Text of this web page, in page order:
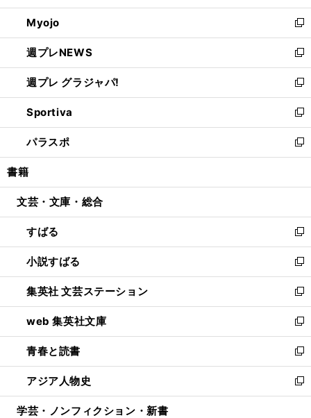
開
く
ウ
で
開
く
ン
ド
ウ
で
開
く
ウ
ィ
ン
ド
ウ
で
開
く
Myojo
新
し
い
ウ
ィ
ン
ド
ウ
で
開
週プレNEWS
新
し
い
ウ
ィ
ン
ド
ウ
開
週プレ グラジャパ!
新
し
い
ウ
ィ
ン
ウ
開
く
Sportiva
新
し
い
ウ
ン
ウ
で
開
く
パラスポ
新
し
ウ
ン
ド
ウ
で
開
く
書籍
文芸・文庫・総合
すばる
新
し
い
ウ
ィ
ン
ド
ウ
で
開
く
小説すばる
新
し
い
ウ
ィ
ン
ド
ウ
で
開
集英社 文芸ステーション
新
し
い
ウ
ィ
ン
ド
ウ
web 集英社文庫
新
し
い
ウ
ィ
ン
青春と読書
新
し
い
ウ
アジア人物史
新
し
学芸・ノンフィクション・新書